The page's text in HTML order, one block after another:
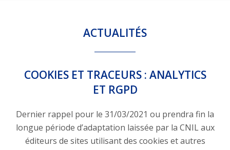
ACTUALITÉS
COOKIES ET TRACEURS : ANALYTICS
ET RGPD
Dernier rappel pour le 31/03/2021 ou prendra fin la
longue période d’adaptation laissée par la CNIL aux
éditeurs de sites utilisant des cookies et autres